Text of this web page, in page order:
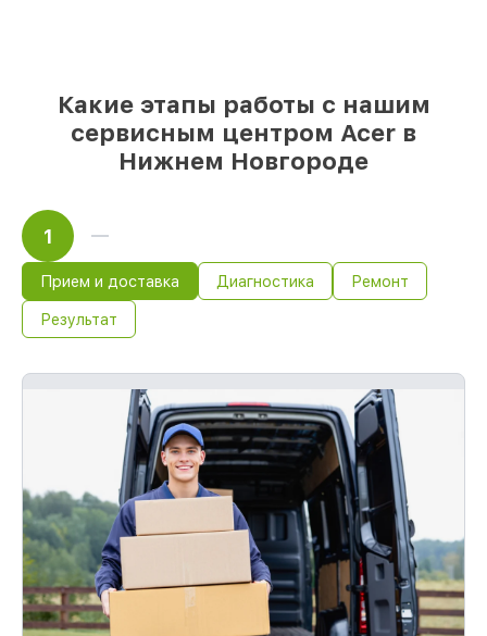
Какие этапы работы с нашим
сервисным центром Acer в
Нижнем Новгороде
1
Прием и доставка Диагностика Ремонт
Результат